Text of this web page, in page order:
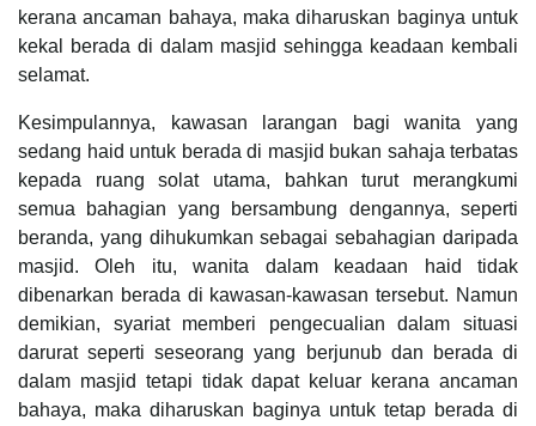
kerana ancaman bahaya, maka diharuskan baginya untuk
kekal berada di dalam masjid sehingga keadaan kembali
selamat.
Kesimpulannya, kawasan larangan bagi wanita yang
sedang haid untuk berada di masjid bukan sahaja terbatas
kepada ruang solat utama, bahkan turut merangkumi
semua bahagian yang bersambung dengannya, seperti
beranda, yang dihukumkan sebagai sebahagian daripada
masjid. Oleh itu, wanita dalam keadaan haid tidak
dibenarkan berada di kawasan-kawasan tersebut. Namun
demikian, syariat memberi pengecualian dalam situasi
darurat seperti seseorang yang berjunub dan berada di
dalam masjid tetapi tidak dapat keluar kerana ancaman
bahaya, maka diharuskan baginya untuk tetap berada di